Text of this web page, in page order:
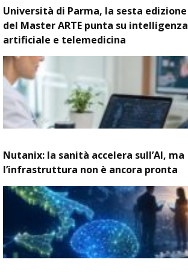
Università di Parma, la sesta edizione
del Master ARTE punta su intelligenza
artificiale e telemedicina
Nutanix: la sanità accelera sull’AI, ma
l’infrastruttura non è ancora pronta